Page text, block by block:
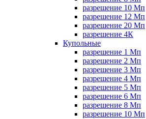
разрешение 10 Мп
разрешение 12 Мп
разрешение 20 Мп
разрешение 4К
Купольные
разрешение 1 Мп
разрешение 2 Мп
разрешение 3 Мп
разрешение 4 Мп
разрешение 5 Мп
разрешение 6 Мп
разрешение 8 Мп
разрешение 10 Мп